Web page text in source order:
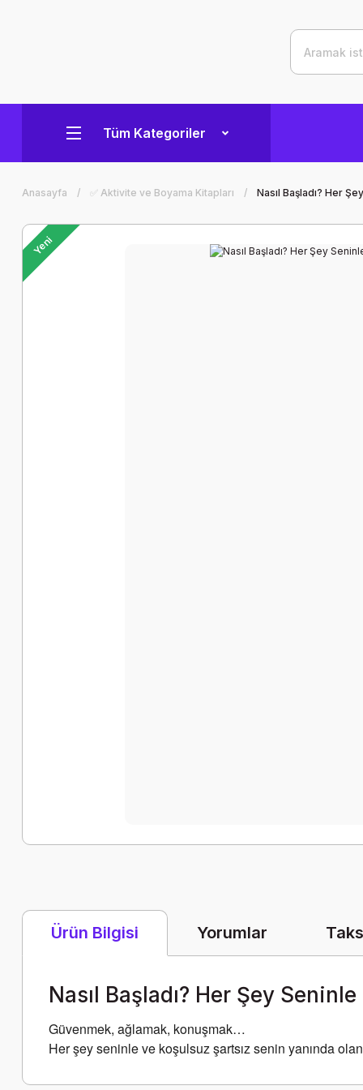
Tüm Kategoriler
Anasayfa ✅ Aktivite ve Boyama Kitapları Nasıl Başladı? Her
Yeni
Ürün Bilgisi Yorumlar
Nasıl Başladı? Her Şey
Güvenmek, ağlamak, konuşmak…
Her şey seninle ve koşulsuz şartsız senin yanında